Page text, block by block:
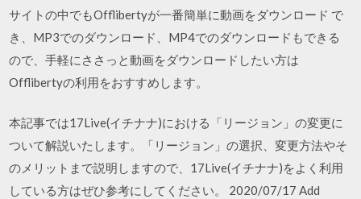
サイトの中でもOfflibertyが一番簡単に動画をダウンロード で
き、MP3でのダウンロード、MP4でのダウンロードもできる
ので、手軽にささっと動画をダウンロードしたい方は
Offlibertyの利用をおすすめします。
本記事では17Live(イチナナ)における「リージョン」の変更に
ついて解説いたします。「リージョン」の選択、変更方法やそ
のメリットまで説明しますので、17Live(イチナナ)をよく利用
している方はぜひ参考にしてください。 2020/07/17 Add